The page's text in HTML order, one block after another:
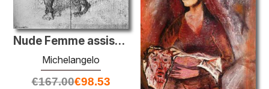
Nude Femme assise sur les genoux d'un mâle assis nu: Adam et Eve
Michelangelo
€167.00€98.53